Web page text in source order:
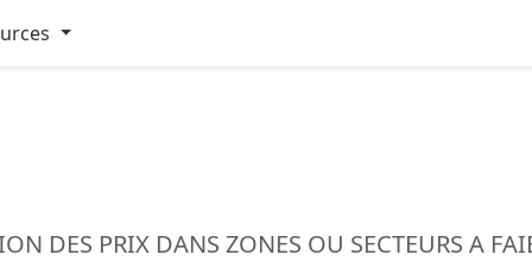
DES PRIX DANS ZONES OU SECTEURS A